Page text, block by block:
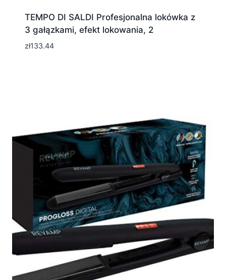
TEMPO DI SALDI Profesjonalna lokówka z
3 gałązkami, efekt lokowania, 2
zł133.44